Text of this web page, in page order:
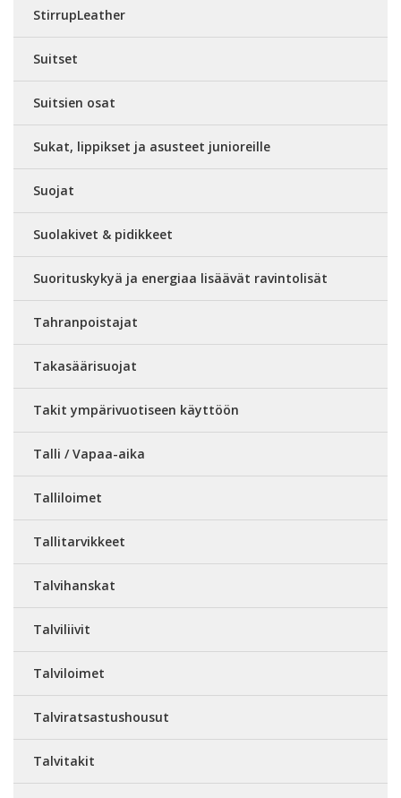
StirrupLeather
Suitset
Suitsien osat
Sukat, lippikset ja asusteet junioreille
Suojat
Suolakivet & pidikkeet
Suorituskykyä ja energiaa lisäävät ravintolisät
Tahranpoistajat
Takasäärisuojat
Takit ympärivuotiseen käyttöön
Talli / Vapaa-aika
Talliloimet
Tallitarvikkeet
Talvihanskat
Talviliivit
Talviloimet
Talviratsastushousut
Talvitakit